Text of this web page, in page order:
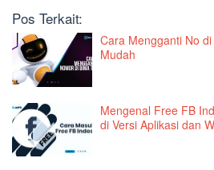
Pos Terkait:
Cara Mengganti No
Mudah
Mengenal Free FB
di Versi Aplikasi dan